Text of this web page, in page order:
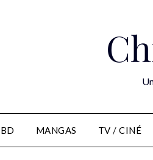
BD MANGAS TV / CINÉ